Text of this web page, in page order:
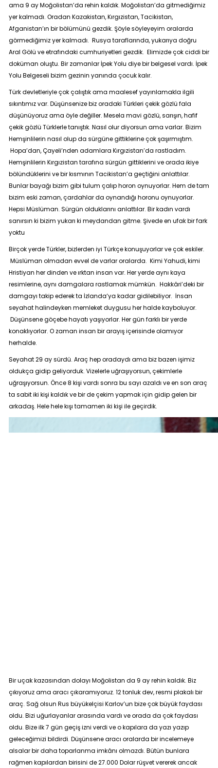
ama 9 ay Moğolistan’da rehin kaldık. Moğolistan’da gitmediğimiz
yer kalmadı. Oradan Kazakistan, Kırgızistan, Tacikistan,
Afganistan’ın bir bölümünü gezdik. Şöyle söyleyeyim oralarda
görmediğimiz yer kalmadı. Rusya taraflarında, yukarıya doğru
Aral Gölü ve etrafındaki cumhuriyetleri gezdik. Elimizde çok ciddi bir
doküman oluştu. Bir zamanlar İpek Yolu diye bir belgesel vardı. İpek
Yolu Belgeseli bizim gezinin yanında çocuk kalır.
Türk devletleriyle çok çalıştık ama maalesef yayınlamakla ilgili
sıkıntımız var. Düşünsenize biz oradaki Türkleri çekik gözlü fala
düşünüyoruz ama öyle değiller. Mesela mavi gözlü, sarışın, hafif
çekik gözlü Türklerle tanıştık. Nasıl olur diyorsun ama varlar. Bizim
Hemşinlilerin nasıl olup da sürgüne gittiklerine çok şaşırmıştım.
Hopa’dan, Çayeli’nden adamlara Kırgızistan’da rastladım.
Hemşinlilerin Kırgızistan tarafına sürgün gittiklerini ve orada ikiye
bölündüklerini ve bir kısmının Tacikistan’a geçtiğini anlattılar.
Bunlar bayağı bizim gibi tulum çalıp horon oynuyorlar. Hem de tam
bizim eski zaman, çardahlar da oynandığı horonu oynuyorlar.
Hepsi Müslüman. Sürgün olduklarını anlattılar. Bir kadın vardı
sanırsın ki bizim yukarı ki meydandan gitme. Şivede en ufak bir fark
yoktu
Birçok yerde Türkler, bizlerden iyi Türkçe konuşuyorlar ve çok eskiler.
Müslüman olmadan evvel de varlar oralarda. Kimi Yahudi, kimi
Hristiyan her dinden ve ırktan insan var. Her yerde aynı kaya
resimlerine, aynı damgalara rastlamak mümkün. Hakkâri’deki bir
damgayı takip ederek ta İzlanda’ya kadar gidilebiliyor. İnsan
seyahat halindeyken memleket duygusu her halde kayboluyor.
Düşünsene göçebe hayatı yaşıyorlar. Her gün farklı bir yerde
konaklıyorlar. O zaman insan bir arayış içerisinde olamıyor
herhalde.
Seyahat 29 ay sürdü. Araç hep oradaydı ama biz bazen işimiz
oldukça gidip geliyorduk. Vizelerle uğraşıyorsun, çekimlerle
uğraşıyorsun. Önce 8 kişi vardı sonra bu sayı azaldı ve en son araç
ta sabit iki kişi kaldık ve bir de çekim yapmak için gidip gelen bir
arkadaş. Hele hele kışı tamamen iki kişi ile geçirdik.
Bir uçak kazasından dolayı Moğolistan da 9 ay rehin kaldık. Biz
çıkıyoruz ama aracı çıkaramıyoruz. 12 tonluk dev, resmi plakalı bir
araç. Sağ olsun Rus büyükelçisi Karlov’un bize çok büyük faydası
oldu. Bizi uğurlayanlar arasında vardı ve orada da çok faydası
oldu. Bize ilk 7 gün geçiş izni verdi ve o kapılara da yazı yazıp
geleceğimizi bildirdi. Düşünsene aracı oralarda bir incelemeye
alsalar bir daha toparlanma imkânı olmazdı. Bütün bunlara
rağmen kapılardan birisini de 27.000 Dolar rüşvet vererek ancak